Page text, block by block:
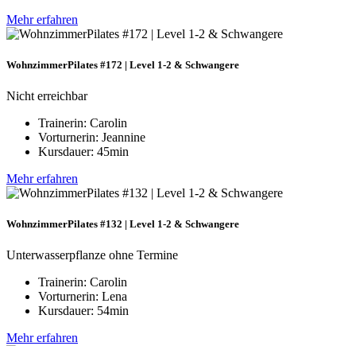
Mehr erfahren
WohnzimmerPilates #172 | Level 1-2 & Schwangere
Nicht erreichbar
Trainerin: Carolin
Vorturnerin: Jeannine
Kursdauer: 45min
Mehr erfahren
WohnzimmerPilates #132 | Level 1-2 & Schwangere
Unterwasserpflanze ohne Termine
Trainerin: Carolin
Vorturnerin: Lena
Kursdauer: 54min
Mehr erfahren